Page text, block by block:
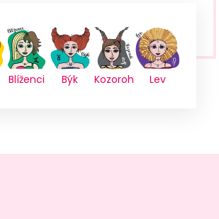
Blíženci Býk Kozoroh Lev